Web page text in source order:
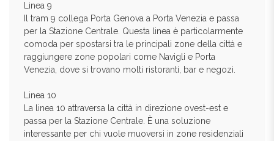
Linea 9
Il tram 9 collega Porta Genova a Porta Venezia e passa
per la Stazione Centrale. Questa linea è particolarmente
comoda per spostarsi tra le principali zone della città e
raggiungere zone popolari come Navigli e Porta
Venezia, dove si trovano molti ristoranti, bar e negozi.
Linea 10
La linea 10 attraversa la città in direzione ovest-est e
passa per la Stazione Centrale. È una soluzione
interessante per chi vuole muoversi in zone residenziali